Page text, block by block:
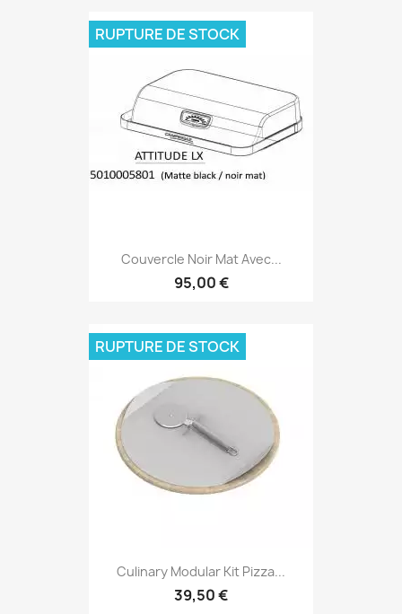
Couvercle Noir Mat Avec...
95,00 €
RUPTURE DE STOCK
Culinary Modular Kit Pizza...
39,50 €
RUPTURE DE STOCK